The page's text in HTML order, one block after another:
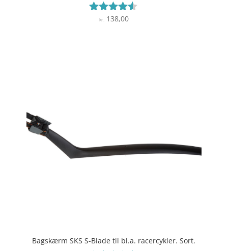
Vurderet
kr.138,00
Bagskærm SKS S-Blade til bl.a. racercykler. Sort.